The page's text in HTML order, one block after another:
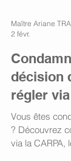
Maître Ariane
2 févr.
décision
régler
Vous êtes
? Découvrez
via la CARPA,